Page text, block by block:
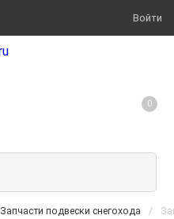
Войти
0
Запчасти подвески снегохода /